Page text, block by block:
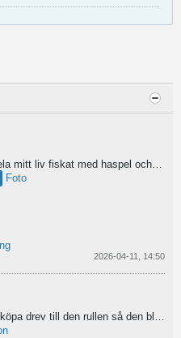
fiskat med haspel och har för något år sedan hittat min...
Foto
2026-04-11, 14:50
Vet någon om var man kan köpa drev till den rullen så den blir lågutväxlad har en japansk 8.1 det är...